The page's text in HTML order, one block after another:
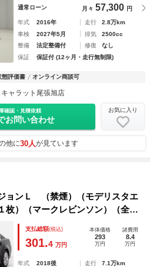
通常ローン 月々 57,300 円
年式 2016年 走行
2.8万km
車検
2027年5月 排気
2500cc
整備
法定整備付 修復
なし
保証
保証付 (12ヶ月・走行無制限)
態評価書 オンライン商談可
ャラット尾張旭店
確認・見積依頼
お問い合わせ
お気に入り
他に30人が見ています
ンＬ （禁煙）（モデリスタエ
枚）（マークレビンソン）（全画
Ｄ）（１８インチＡＷ）（ＢＳ
ランク）（レーダークルーズ）
支払総額(税込)
301.4 万円
本体価格
293
万円
諸費用
8.4
万円
年式 2018後 走行
7.1万km